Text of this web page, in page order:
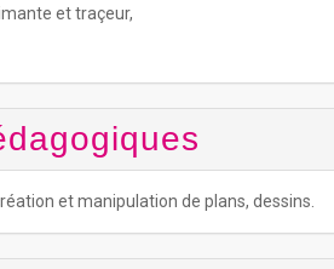
et traçeur,
et manipulation de plans, dessins.